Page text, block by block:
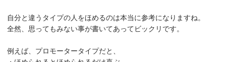
自分と違うタイプの人をほめるのは本当に参考になりますね。
全然、思ってもみない事が書いてあってビックリです。
例えば、プロモータータイプだと、